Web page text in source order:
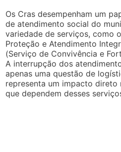
Os Cras desempenham um
de atendimento social do
variedade de serviços, como
Proteção e Atendimento
(Serviço de Convivência e
A interrupção dos
apenas uma questão de
representa um impacto direto
que dependem desses